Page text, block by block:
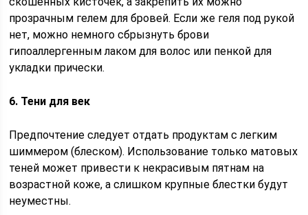
прозрачным гелем для бровей. Если же геля под рукой
нет, можно немного сбрызнуть брови
гипоаллергенным лаком для волос или пенкой для
укладки прически.
6. Тени для век
Предпочтение следует отдать продуктам с легким
шиммером (блеском). Использование только матовых
теней может привести к некрасивым пятнам на
возрастной коже, а слишком крупные блестки будут
неуместны.